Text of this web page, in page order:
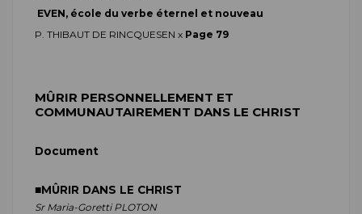
EVEN, école du verbe éternel et nouveau
P. THIBAUT DE RINCQUESEN x Page 79
MÛRIR PERSONNELLEMENT ET
COMMUNAUTAIREMENT DANS LE CHRIST
Document
■MÛRIR DANS LE CHRIST
Sr Maria-Goretti PLOTON